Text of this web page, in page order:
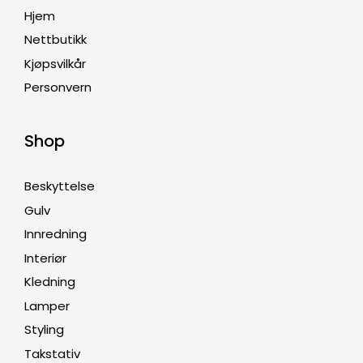
Hjem
Nettbutikk
Kjøpsvilkår
Personvern
Shop
Beskyttelse
Gulv
Innredning
Interiør
Kledning
Lamper
Styling
Takstativ